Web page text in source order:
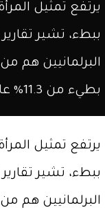
يرتفع تمثيل
بطيء من 11.3% عام […]
يرتفع تمثيل